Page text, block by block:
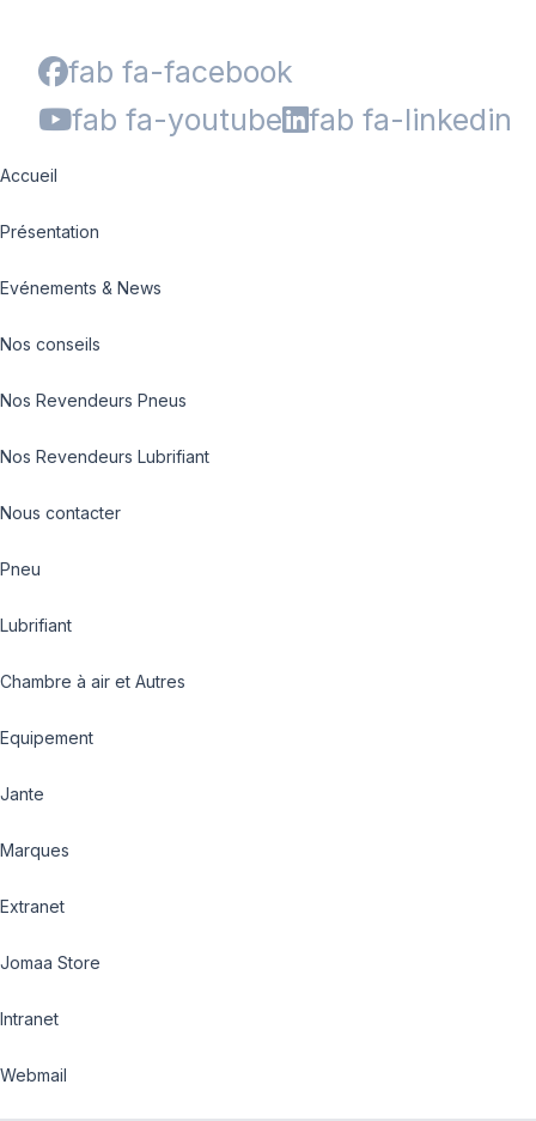
fab fa-facebook
fab fa-youtube
fab fa-linkedin
Accueil
Présentation
Evénements & News
Nos conseils
Nos Revendeurs Pneus
Nos Revendeurs Lubrifiant
Nous contacter
Pneu
Lubrifiant
Chambre à air et Autres
Equipement
Jante
Marques
Extranet
Jomaa Store
Intranet
Webmail